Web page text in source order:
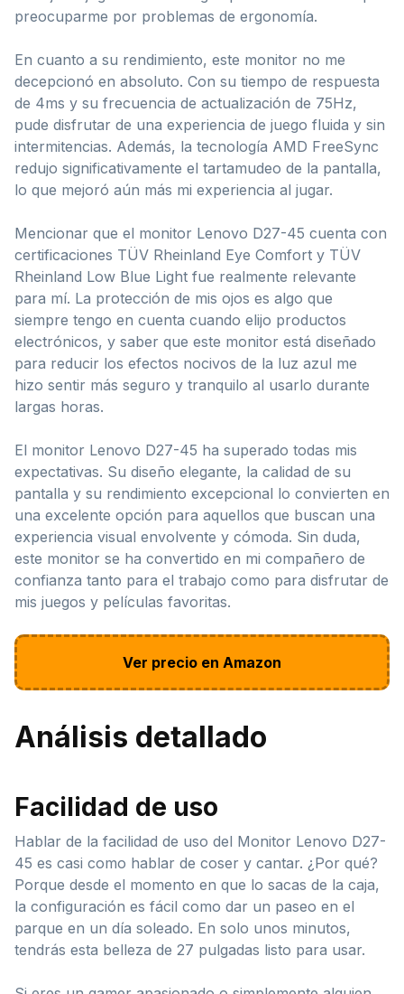
preocuparme por problemas de ergonomía.
En cuanto a su rendimiento, este monitor no me
decepcionó en absoluto. Con su tiempo de respuesta
de 4ms y su frecuencia de actualización de 75Hz,
pude disfrutar de una experiencia de juego fluida y sin
intermitencias. Además, la tecnología AMD FreeSync
redujo significativamente el tartamudeo de la pantalla,
lo que mejoró aún más mi experiencia al jugar.
Mencionar que el monitor Lenovo D27-45 cuenta con
certificaciones TÜV Rheinland Eye Comfort y TÜV
Rheinland Low Blue Light fue realmente relevante
para mí. La protección de mis ojos es algo que
siempre tengo en cuenta cuando elijo productos
electrónicos, y saber que este monitor está diseñado
para reducir los efectos nocivos de la luz azul me
hizo sentir más seguro y tranquilo al usarlo durante
largas horas.
El monitor Lenovo D27-45 ha superado todas mis
expectativas. Su diseño elegante, la calidad de su
pantalla y su rendimiento excepcional lo convierten en
una excelente opción para aquellos que buscan una
experiencia visual envolvente y cómoda. Sin duda,
este monitor se ha convertido en mi compañero de
confianza tanto para el trabajo como para disfrutar de
mis juegos y películas favoritas.
Ver precio en Amazon
Análisis detallado
Facilidad de uso
Hablar de la facilidad de uso del Monitor Lenovo D27-
45 es casi como hablar de coser y cantar. ¿Por qué?
Porque desde el momento en que lo sacas de la caja,
la configuración es fácil como dar un paseo en el
parque en un día soleado. En solo unos minutos,
tendrás esta belleza de 27 pulgadas listo para usar.